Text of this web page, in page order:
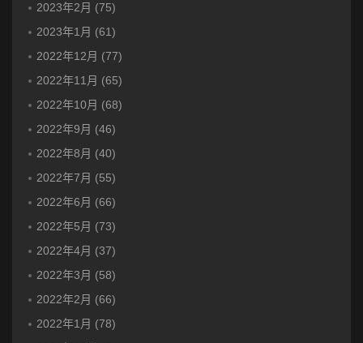
2023年2月 (75)
2023年1月 (61)
2022年12月 (77)
2022年11月 (65)
2022年10月 (68)
2022年9月 (46)
2022年8月 (40)
2022年7月 (55)
2022年6月 (66)
2022年5月 (73)
2022年4月 (37)
2022年3月 (58)
2022年2月 (66)
2022年1月 (78)